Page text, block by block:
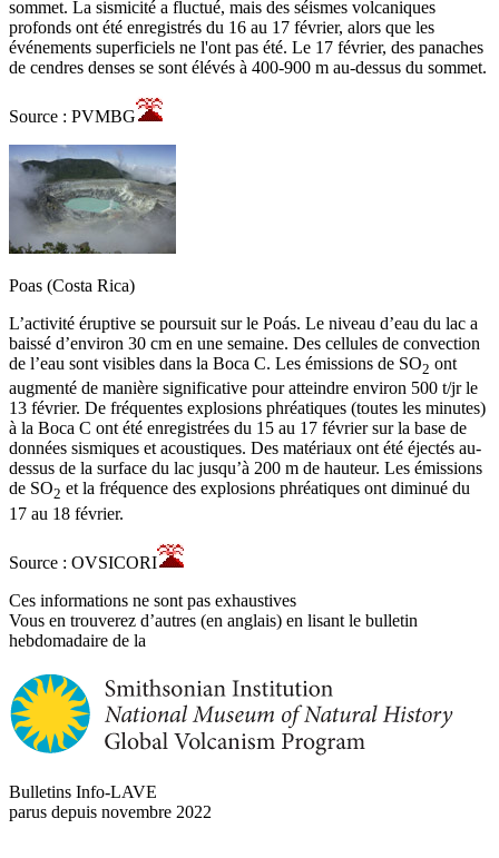
sommet. La sismicité a fluctué, mais des séismes volcaniques
profonds ont été enregistrés du 16 au 17 février, alors que les
événements superficiels ne l'ont pas été. Le 17 février, des panaches
de cendres denses se sont élévés à 400-900 m au-dessus du sommet.
Source : PVMBG
Poas (Costa Rica)
L’activité éruptive se poursuit sur le Poás. Le niveau d’eau du lac a
baissé d’environ 30 cm en une semaine. Des cellules de convection
de l’eau sont visibles dans la Boca C. Les émissions de SO2 ont
augmenté de manière significative pour atteindre environ 500 t/jr le
13 février. De fréquentes explosions phréatiques (toutes les minutes)
à la Boca C ont été enregistrées du 15 au 17 février sur la base de
données sismiques et acoustiques. Des matériaux ont été éjectés au-
dessus de la surface du lac jusqu’à 200 m de hauteur. Les émissions
de SO2 et la fréquence des explosions phréatiques ont diminué du
17 au 18 février.
Source : OVSICORI
Ces informations ne sont pas exhaustives
Vous en trouverez d’autres (en anglais) en lisant le bulletin
hebdomadaire de la
Bulletins Info-LAVE
parus depuis novembre 2022